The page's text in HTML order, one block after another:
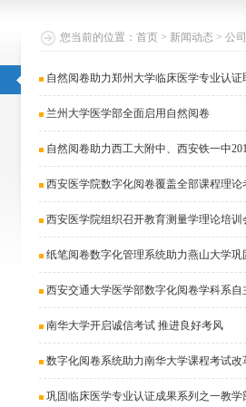
您当前的位置： 首页 > 新闻动态 > 公
自然阅卷助力郑州大学临床医学专业认证
兰州大学医学部全面启用自然阅卷
自然阅卷助力西工大附中、西安铁一中
西安医学院数字化阅卷覆盖全部课程理论
西安医学院组织召开教育测量学理论培训
纸笔阅卷数字化管理系统助力燕山大学
西安交通大学医学部数字化阅卷学科系自
南华大学开启诚信考试 推进良好考风
数字化阅卷系统助力南华大学课程考试改
巩固临床医学专业认证成果系列之一教